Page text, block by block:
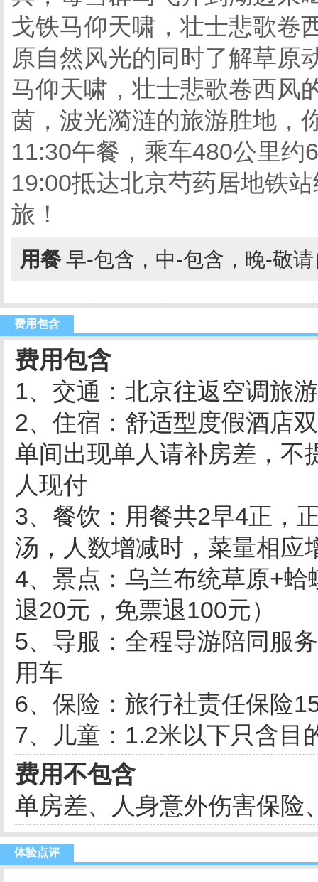
戈铁马仰天啸，壮士悲歌卷
原自然风光的同时了解草原
马仰天啸，壮士悲歌卷西风
茵，波光漪涟的旅游胜地，
11:30午餐，乘车480公里约
19:00抵达北京芍药居地铁
旅！
用餐 早-包含，中-包含，晚-敬
费用包含
费用包含
1、交通：北京往返空调旅
2、住宿：舒适型度假酒店
单间出现单人请补房差，不
人现付
3、餐饮：用餐共2早4正，
汤，人数增减时，菜量相应
4、景点：乌兰布统草原+
退20元，免票退100元）
5、导服：全程导游陪同服
用车
6、保险：旅行社责任保险
7、儿童：1.2米以下只含目
费用不包含
单房差、人身意外伤害保险
体验点评